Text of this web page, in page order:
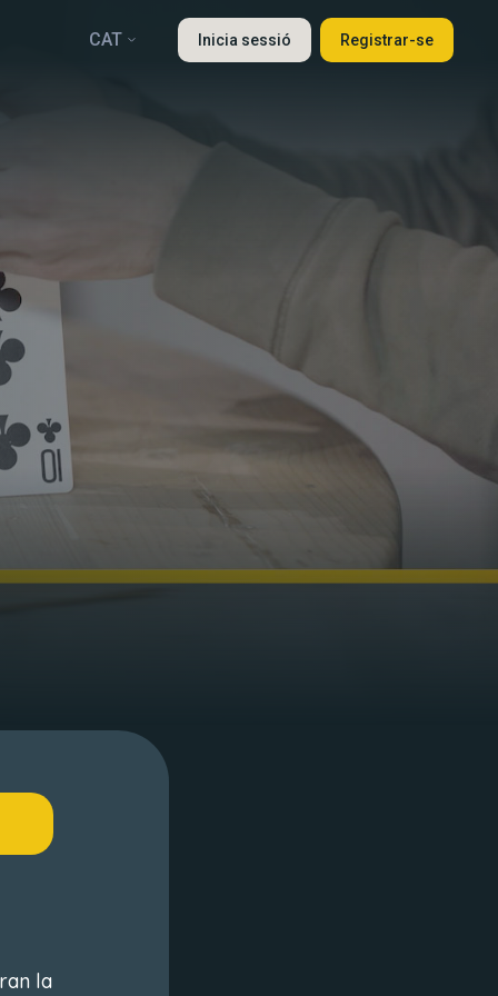
CAT Inicia sessió Registrar-se
la